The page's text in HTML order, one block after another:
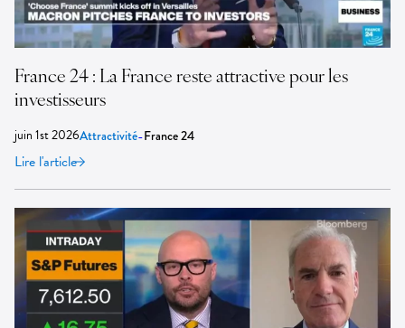
France 24 : La France reste attractive pour les
investisseurs
juin 1st 2026Attractivité-France 24
Lire l'article